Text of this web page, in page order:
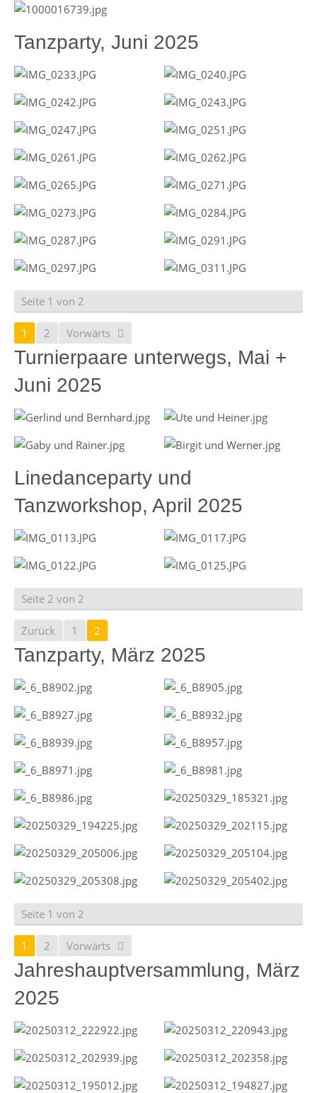
Tanzparty, Juni 2025
Seite 1 von 2
1 2 Vorwärts
Turnierpaare unterwegs, Mai +
Juni 2025
Linedanceparty und
Tanzworkshop, April 2025
Seite 2 von 2
Zurück 1 2
Tanzparty, März 2025
Seite 1 von 2
1 2 Vorwärts
Jahreshauptversammlung, März
2025